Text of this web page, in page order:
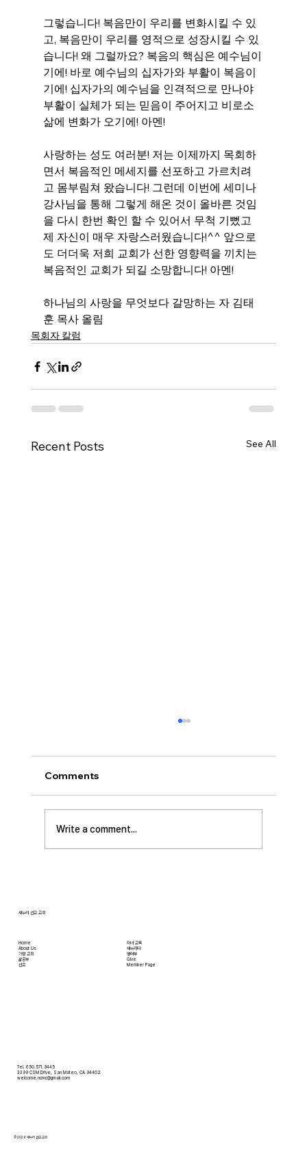
그렇습니다! 복음만이 우리를 변화시킬 수 있
고, 복음만이 우리를 영적으로 성장시킬 수 있
습니다! 왜 그럴까요? 복음의 핵심은 예수님이
기에! 바로 예수님의 십자가와 부활이 복음이
기에! 십자가의 예수님을 인격적으로 만나야
부활이 실체가 되는 믿음이 주어지고 비로소
삶에 변화가 오기에! 아멘!
사랑하는 성도 여러분! 저는 이제까지 목회하
면서 복음적인 메세지를 선포하고 가르치려
고 몸부림쳐 왔습니다! 그런데 이번에 세미나
강사님을 통해 그렇게 해온 것이 올바른 것임
을 다시 한번 확인 할 수 있어서 무척 기뻤고
제 자신이 매우 자랑스러웠습니다!^^ 앞으로
도 더더욱 저희 교회가 선한 영향력을 끼치는
복음적인 교회가 되길 소망합니다! 아멘!
하나님의 사랑을 무엇보다 갈망하는 자 김태
훈 목사 올림
목회자 칼럼
Recent Posts See All
사랑하는 성도 여러분! 하나님께서 가장 싫어하
시는 것이 무엇일가요? 모두가 아시는 대로 바로
교만입니다. 이번 새벽기도 본문인 에스겔에서도
교만으로 인해 하나님의 거룩한 진노가 애굽과
Comments
Write a comment...
Home
About Us
​가정 교회
​삶공부
​선교
자녀 교육
새누리터
영어부
Give
Member Page
Tel. 650.571.9445
3399 CSM Drive, San Mateo, CA 94402
welcome.ncmc@gmail.com
© 2026 새누리 선교 교회
새누리 선교 교회